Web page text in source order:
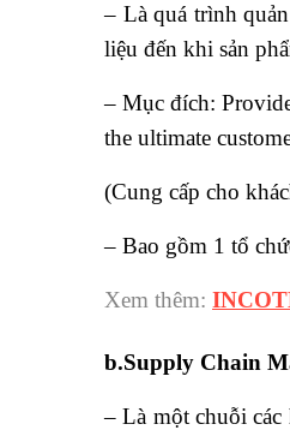
– Là quá trình
liệu đến khi sản
– Mục đích:
the ultimate
(Cung cấp cho
– Bao gồm 1 tổ
Xem thêm:
b.Supply Chain
– Là một chuỗi